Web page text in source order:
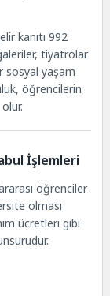
kanıtı 992
tiyatrolar
sosyal yaşam
öğrencilerin
İşlemleri
öğrenciler
olması
ücretleri gibi